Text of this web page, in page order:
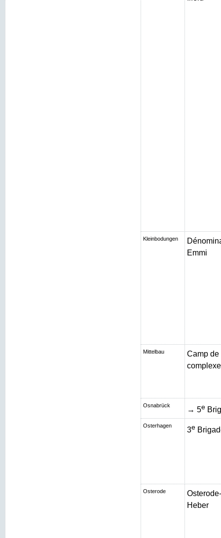
Kleinbodungen
Emmi
Mittelbau
Camp de
Osnabrück → 5e
Osterhagen 3e
Osterode
Heber